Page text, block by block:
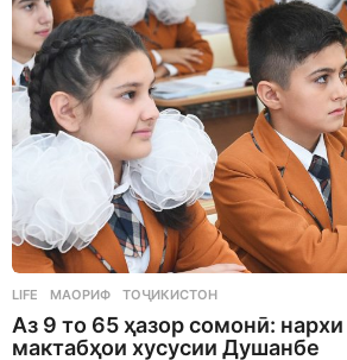
LIFE МАОРИФ ,ТОҶИКИСТОН
Аз 9 то 65 ҳазор сомонӣ:
мактабҳои хусусии Душанбе